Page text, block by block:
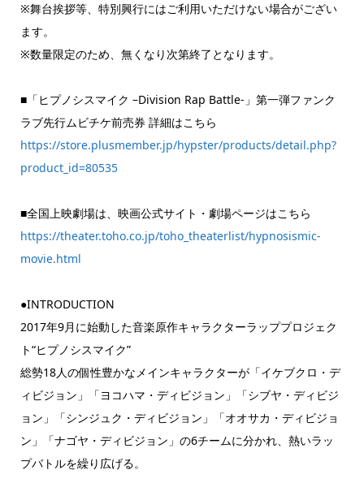
※舞台挨拶等、特別興行にはご利用いただけない場合がござい
ます。
※数量限定のため、無くなり次第終了となります。
■「ヒプノシスマイク –Division Rap Battle-」第一弾ファンク
ラブ先行ムビチケ前売券 詳細はこちら
https://store.plusmember.jp/hypster/products/detail.php?
product_id=80535
■全国上映劇場は、映画公式サイト・劇場ページはこちら
https://theater.toho.co.jp/toho_theaterlist/hypnosismic-
movie.html
●INTRODUCTION
2017年9月に始動した音楽原作キャラクターラッププロジェク
ト“ヒプノシスマイク”
総勢18人の個性豊かなメインキャラクターが「イケブクロ・デ
ィビジョン」「ヨコハマ・ディビジョン」「シブヤ・ディビジ
ョン」「シンジュク・ディビジョン」「オオサカ・ディビジョ
ン」「ナゴヤ・ディビジョン」の6チームに分かれ、熱いラッ
プバトルを繰り広げる。